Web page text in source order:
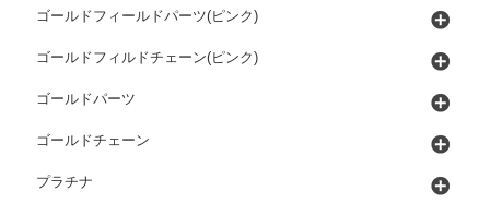
ゴールドフィールドパーツ(ピンク)
ゴールドフィルドチェーン(ピンク)
ゴールドパーツ
ゴールドチェーン
プラチナ